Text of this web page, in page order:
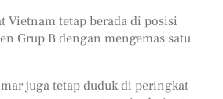
Vietnam tetap berada di posisi
Grup B dengan mengemas satu
juga tetap duduk di peringkat